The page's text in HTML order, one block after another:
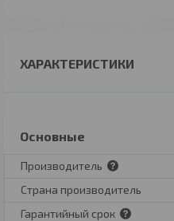
ХАРАКТЕРИСТИКИ
Основные
Производитель
Страна производитель
Гарантийный срок